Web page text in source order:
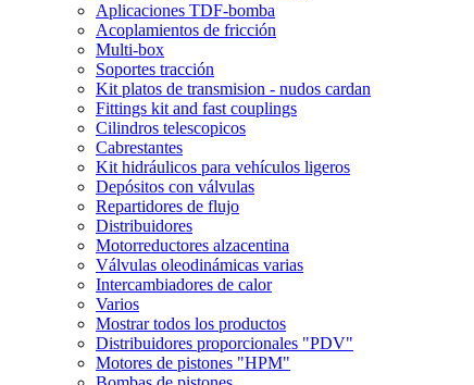
Aplicaciones TDF-bomba
Acoplamientos de fricción
Multi-box
Soportes tracción
Kit platos de transmision - nudos cardan
Fittings kit and fast couplings
Cilindros telescopicos
Cabrestantes
Kit hidráulicos para vehículos ligeros
Depósitos con válvulas
Repartidores de flujo
Distribuidores
Motorreductores alzacentina
Válvulas oleodinámicas varias
Intercambiadores de calor
Varios
Mostrar todos los productos
Distribuidores proporcionales "PDV"
Motores de pistones "HPM"